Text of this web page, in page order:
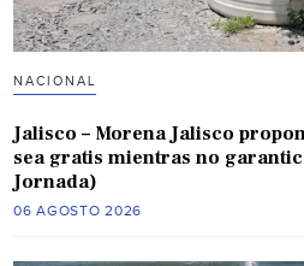
NACIONAL
Jalisco – Morena Jalisco
sea gratis mientras no
Jornada)
06 AGOSTO 2026